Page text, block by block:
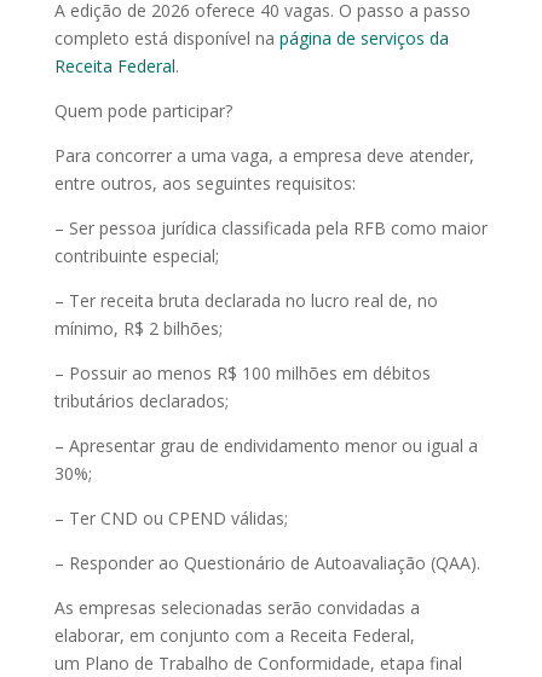
A edição de 2026 oferece 40 vagas. O passo a passo
completo está disponível na página de serviços da
Receita Federal.
Quem pode participar?
Para concorrer a uma vaga, a empresa deve atender,
entre outros, aos seguintes requisitos:
– Ser pessoa jurídica classificada pela RFB como maior
contribuinte especial;
– Ter receita bruta declarada no lucro real de, no
mínimo, R$ 2 bilhões;
– Possuir ao menos R$ 100 milhões em débitos
tributários declarados;
– Apresentar grau de endividamento menor ou igual a
30%;
– Ter CND ou CPEND válidas;
– Responder ao Questionário de Autoavaliação (QAA).
As empresas selecionadas serão convidadas a
elaborar, em conjunto com a Receita Federal,
um Plano de Trabalho de Conformidade, etapa final